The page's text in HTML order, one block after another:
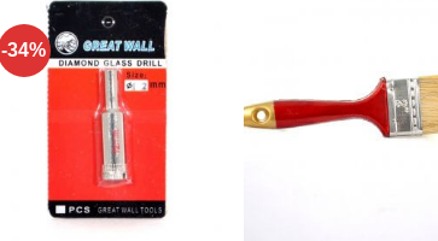
-34%
Añadir a
Añadir